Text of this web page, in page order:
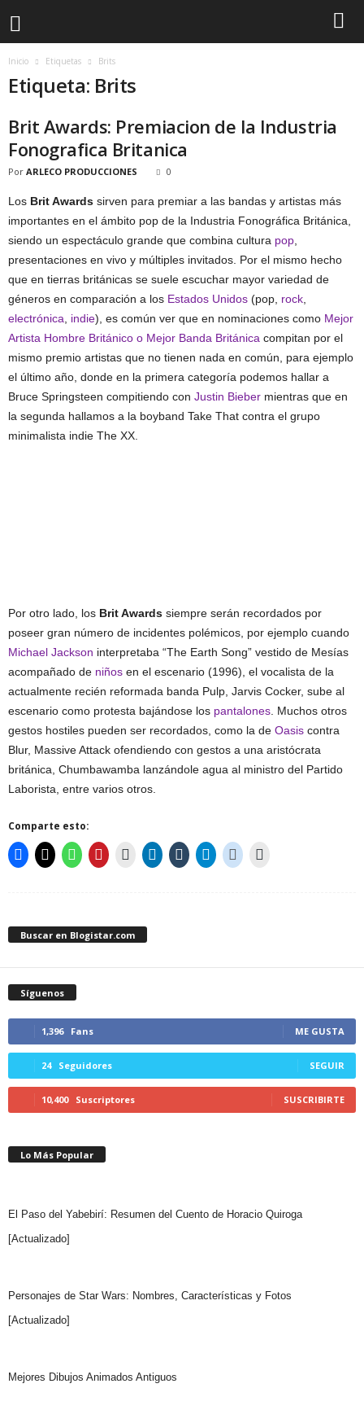
Inicio Etiquetas Brits
Etiqueta: Brits
Brit Awards: Premiacion de la Industria
Fonografica Britanica
Por ARLECO PRODUCCIONES 0
Los Brit Awards sirven para premiar a las bandas y artistas más
importantes en el ámbito pop de la Industria Fonográfica Británica,
siendo un espectáculo grande que combina cultura pop
presentaciones en vivo y múltiples invitados. Por el mismo hecho
que en tierras británicas se suele escuchar mayor variedad de
géneros en comparación a los Estados Unidos (pop, rock
electrónica
indie), es común ver que en nominaciones como Mejor
Artista Hombre Británico o Mejor Banda Británica compitan por el
mismo premio artistas que no tienen nada en común, para ejemplo
el último año, donde en la primera categoría podemos hallar a
Bruce Springsteen compitiendo con Justin Bieber mientras que en
la segunda hallamos a la boyband Take That contra el grupo
minimalista indie The XX.
Por otro lado, los Brit Awards siempre serán recordados por
poseer gran número de incidentes polémicos, por ejemplo cuando
Michael Jackson interpretaba “The Earth Song” vestido de Mesías
acompañado de niños en el escenario (1996), el vocalista de la
actualmente recién reformada banda Pulp, Jarvis Cocker, sube al
escenario como protesta bajándose los pantalones. Muchos otros
gestos hostiles pueden ser recordados, como la de Oasis contra
Blur, Massive Attack ofendiendo con gestos a una aristócrata
británica, Chumbawamba lanzándole agua al ministro del Partido
Laborista, entre varios otros.
Comparte esto:
Buscar en Blogistar.com
Síguenos
1,396 Fans ME GUSTA
24 Seguidores SEGUIR
10,400 Suscriptores SUSCRIBIRTE
Lo Más Popular
El Paso del Yabebirí: Resumen del Cuento de Horacio Quiroga
[Actualizado]
Personajes de Star Wars: Nombres, Características y Fotos
[Actualizado]
Mejores Dibujos Animados Antiguos